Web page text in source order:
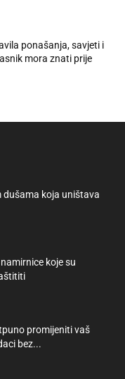
ponašanja, savjeti i
mora znati prije
dušama koja uništava
koje su
promijeniti vaš
bez...